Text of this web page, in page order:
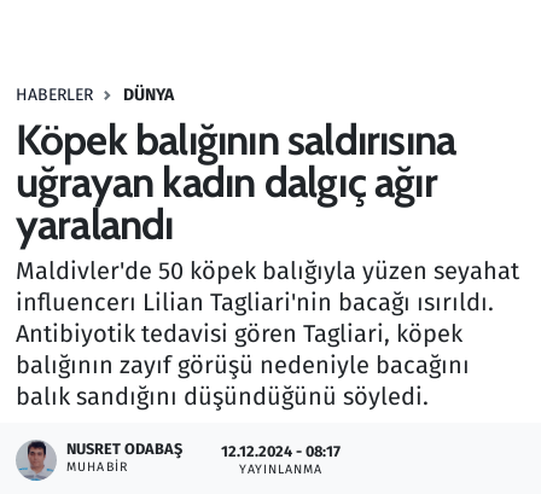
HABERLER DÜNYA
Köpek balığının saldırısına
uğrayan kadın dalgıç ağır
yaralandı
Maldivler'de 50 köpek balığıyla yüzen seyahat
influencerı Lilian Tagliari'nin bacağı ısırıldı.
Antibiyotik tedavisi gören Tagliari, köpek
balığının zayıf görüşü nedeniyle bacağını
balık sandığını düşündüğünü söyledi.
NUSRET ODABAŞ
MUHABIR
12.12.2024 - 08:17
YAYINLANMA
Haber
Kültür Sanat
Kurumsal Haberler
Lezzet Durağı
Memur ve Kamu
Otomobil
Oyun